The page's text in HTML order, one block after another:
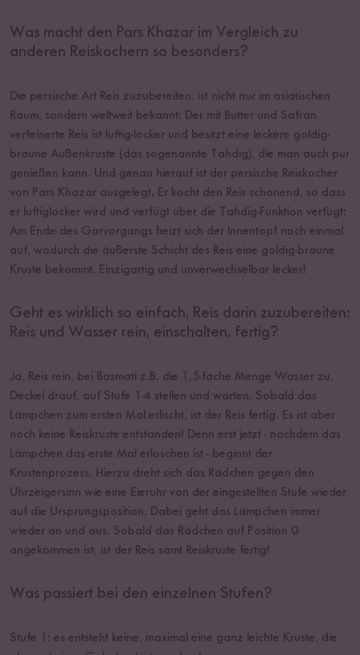
Was macht den Pars Khazar im Vergleich zu
anderen Reiskochern so besonders?
Die persische Art Reis zuzubereiten, ist nicht nur im asiatischen
Raum, sondern weltweit bekannt: Der mit Butter und Safran
verfeinerte Reis ist luftig-locker und besitzt eine leckere goldig-
braune Außenkruste (das sogenannte Tahdig), die man auch pur
genießen kann. Und genau hierauf ist der persische Reiskocher
von Pars Khazar ausgelegt. Er kocht den Reis schonend, so dass
er luftiglocker wird und verfügt über die Tahdig-Funktion verfügt:
Am Ende des Garvorgangs heizt sich der Innentopf noch einmal
auf, wodurch die äußerste Schicht des Reis eine goldig-braune
Kruste bekommt. Einzigartig und unverwechselbar lecker!
Geht es wirklich so einfach, Reis darin zuzubereiten:
Reis und Wasser rein, einschalten, fertig?
Ja, Reis rein, bei Basmati z.B. die 1,5-fache Menge Wasser zu,
Deckel drauf, auf Stufe 1-4 stellen und warten. Sobald das
Lämpchen zum ersten Mal erlischt, ist der Reis fertig. Es ist aber
noch keine Reiskruste entstanden! Denn erst jetzt - nachdem das
Lämpchen das erste Mal erloschen ist - beginnt der
Krustenprozess. Hierzu dreht sich das Rädchen gegen den
Uhrzeigersinn wie eine Eieruhr von der eingestellten Stufe wieder
auf die Ursprungsposition. Dabei geht das Lämpchen immer
wieder an und aus. Sobald das Rädchen auf Position 0
angekommen ist, ist der Reis samt Reiskruste fertig!
Was passiert bei den einzelnen Stufen?
Stufe 1: es entsteht keine, maximal eine ganz leichte Kruste, die